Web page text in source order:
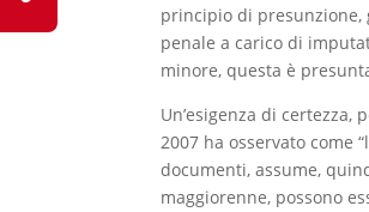
principio di presunzione,
penale a carico di
minore, questa è
Un’esigenza di
2007 ha osservato come
documenti, assume,
maggiorenne, possono